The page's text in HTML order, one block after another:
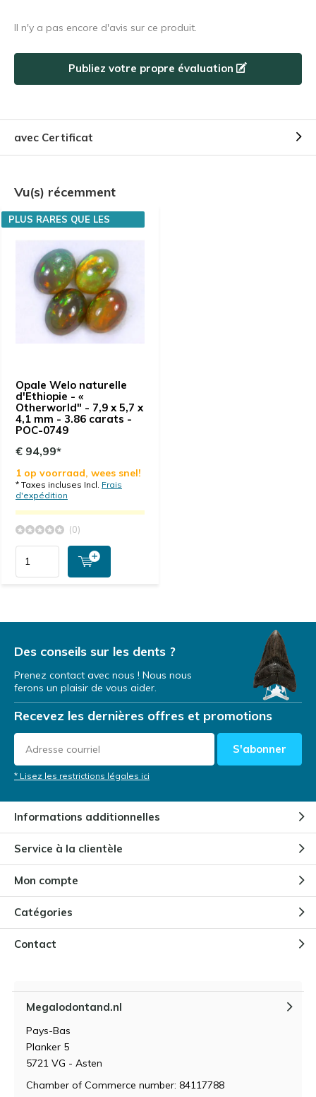
Il n'y a pas encore d'avis sur ce produit.
Publiez votre propre évaluation
avec Certificat
Vu(s) récemment
Opale Welo naturelle
d'Ethiopie - «
Otherworld" - 7,9 x 5,7 x
4,1 mm - 3.86 carats -
POC-0749
PLUS RARES QUE LES
€ 94,99*
1 op voorraad, wees snel!
* Taxes incluses Incl. Frais
d'expédition
(0)
Des conseils sur les dents ?
Prenez contact avec nous ! Nous nous
ferons un plaisir de vous aider.
Recevez les dernières offres et promotions
S'abonner
* Lisez les restrictions légales ici
Informations additionnelles
Service à la clientèle
Mon compte
Catégories
Contact
Megalodontand.nl
Pays-Bas
Planker 5
5721 VG - Asten
Chamber of Commerce number: 84117788